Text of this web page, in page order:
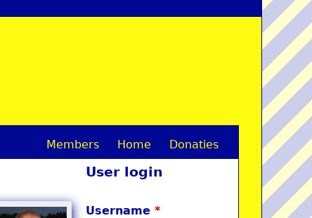
M
i
Members Home Donaties
User login
Username*